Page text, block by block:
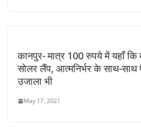
कानपुर- मात्र 100 रुपये में यहाँ कि
सोलर लैंप, आत्मनिर्भर के साथ-साथ
उजाला भी
May 17, 2021